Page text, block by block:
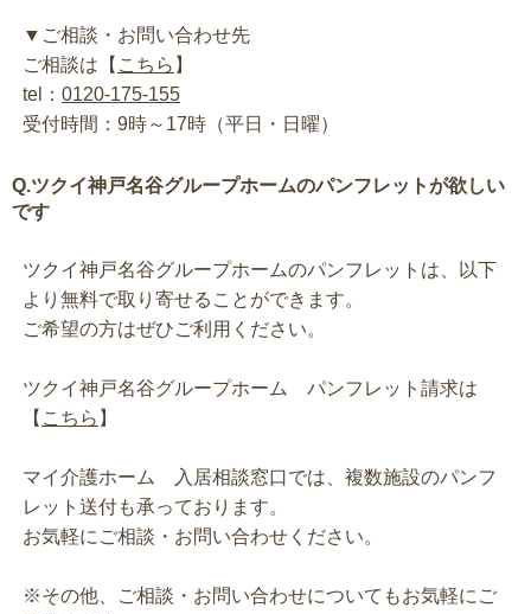
▼ご相談・お問い合わせ先
ご相談は【 こちら 】
tel： 0120-175-155
受付時間：9時～17時（平日・日曜）
Q.ツクイ神戸名谷グループホームのパンフレットが欲しい
です
ツクイ神戸名谷グループホームのパンフレットは、以下
より無料で取り寄せることができます。
ご希望の方はぜひご利用ください。
ツクイ神戸名谷グループホーム パンフレット請求は
【 こちら 】
マイ介護ホーム 入居相談窓口では、複数施設のパンフ
レット送付も承っております。
お気軽にご相談・お問い合わせください。
※その他、ご相談・お問い合わせについてもお気軽にご